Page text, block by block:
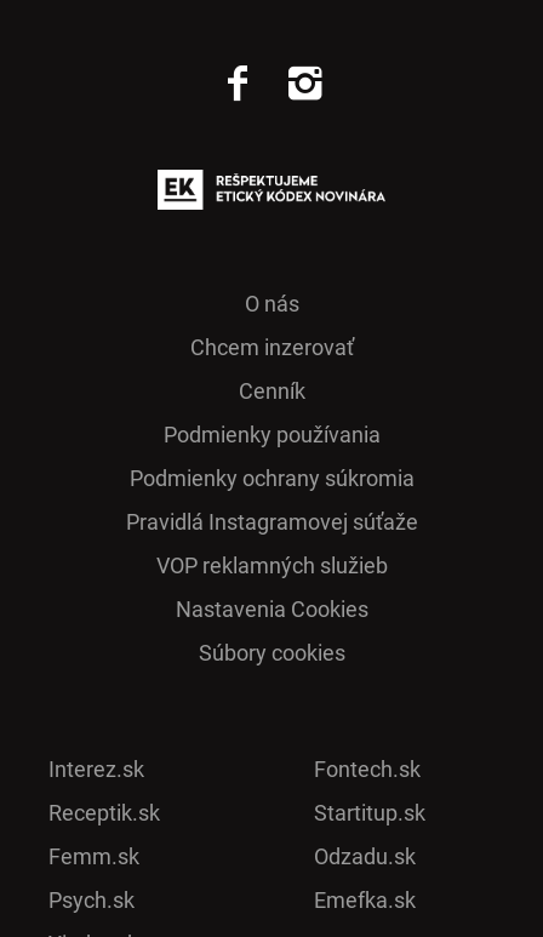
O nás
Chcem inzerovať
Cenník
Podmienky používania
Podmienky ochrany súkromia
Pra­vidlá Ins­ta­gra­mo­vej sú­ťaže
VOP reklamných služieb
Nastavenia Cookies
Súbory cookies
Interez.sk
Receptik.sk
Femm.sk
Psych.sk
Fontech.sk
Startitup.sk
Odzadu.sk
Emefka.sk